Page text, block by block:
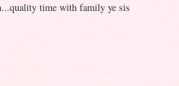
time with family ye sis